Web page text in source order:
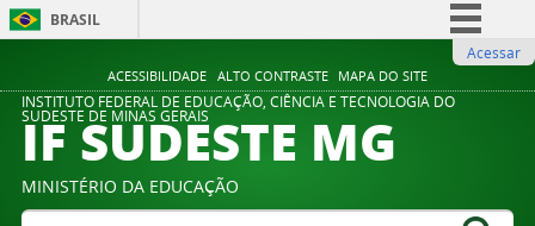
ACESSIBILIDADE ALTO CONTRASTE MAPA DO SITE
BRASIL
Comunica BR
Participe
Legislação
Acessar
INSTITUTO FEDERAL DE EDUCAÇÃO, CIÊNCIA E TECNOLOGIA DO
SUDESTE DE MINAS GERAIS
IF SUDESTE MG
MINISTÉRIO DA EDUCAÇÃO
Buscar no portal